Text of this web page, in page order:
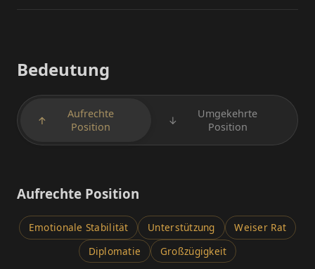
Bedeutung
↑
Aufrechte
Position
↓
Umgekehrte
Position
Aufrechte Position
Emotionale Stabilität Unterstützung
Weiser Rat
Diplomatie
Großzügigkeit